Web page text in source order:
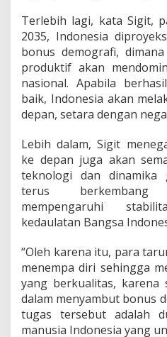
a
n
I
n
d
o
n
e
s
a
E
m
a
s
2
0
Terlebih lagi, kata Sigit,
2035, Indonesia
bonus demografi,
produktif akan
nasional. Apabila
baik, Indonesia akan
depan, setara dengan
Lebih dalam, Sigit
ke depan juga akan
teknologi dan dinamika
terus
mempengaruhi
kedaulatan Bangsa
“Oleh karena itu, para
menempa diri sehingga
yang berkualitas, karena
dalam menyambut bonus
tugas tersebut adalah
manusia Indonesia yang